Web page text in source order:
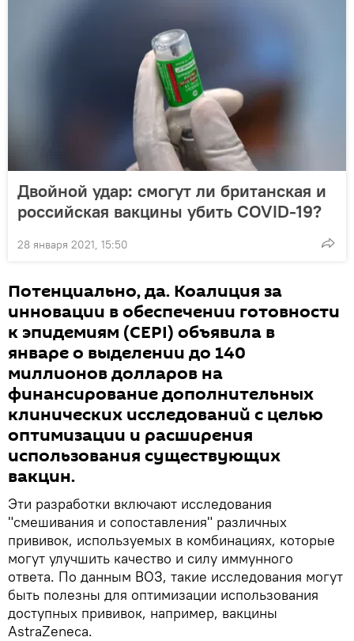
Двойной удар: смогут ли британская и
российская вакцины убить COVID-19?
28 января 2021, 15:50
Потенциально, да. Коалиция за
инновации в обеспечении готовности
к эпидемиям (CEPI) объявила в
январе о выделении до 140
миллионов долларов на
финансирование дополнительных
клинических исследований с целью
оптимизации и расширения
использования существующих
вакцин.
Эти разработки включают исследования
"смешивания и сопоставления" различных
прививок, используемых в комбинациях, которые
могут улучшить качество и силу иммунного
ответа. По данным ВОЗ, такие исследования могут
быть полезны для оптимизации использования
доступных прививок, например, вакцины
AstraZeneca.